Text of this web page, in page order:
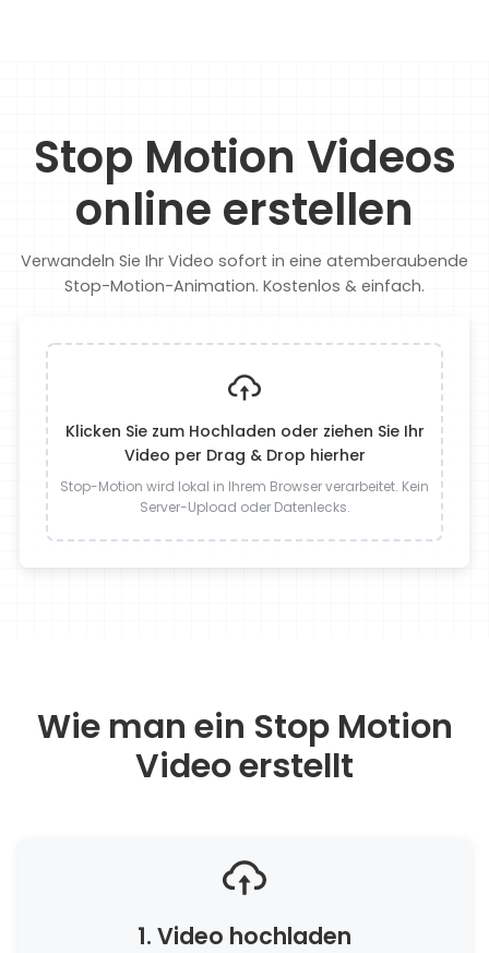
Stop Motion Videos
online erstellen
Verwandeln Sie Ihr Video sofort in eine atemberaubende
Stop-Motion-Animation. Kostenlos & einfach.
Klicken Sie zum Hochladen oder ziehen Sie Ihr
Video per Drag & Drop hierher
Stop-Motion wird lokal in Ihrem Browser verarbeitet. Kein
Server-Upload oder Datenlecks.
Wie man ein Stop Motion
Video erstellt
1. Video hochladen